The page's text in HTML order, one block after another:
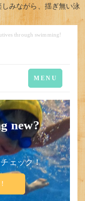
みながら、揺ぎ無い泳
through swimming!
Toggle
navigation
MENU
new?
ェック！